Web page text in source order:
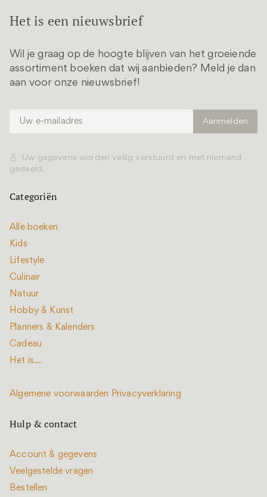
Het is een nieuwsbrief
Wil je graag op de hoogte blijven van het groeiende
assortiment boeken dat wij aanbieden? Meld je dan
aan voor onze nieuwsbrief!
Uw gegevens worden veilig verstuurd en met niemand
gedeeld.
Categoriën
Alle boeken
Kids
Lifestyle
Culinair
Natuur
Hobby & Kunst
Planners & Kalenders
Cadeau
Het is...
Algemene voorwaarden Privacyverklaring
Hulp & contact
Account & gegevens
Veelgestelde vragen
Bestellen